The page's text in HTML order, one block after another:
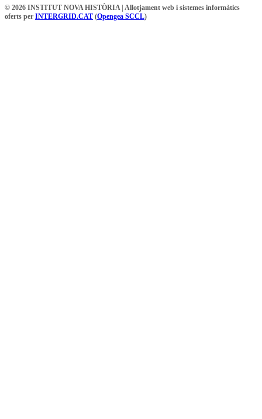
© 2026 INSTITUT NOVA HISTÒRIA | Allotjament web i sistemes informàtics
oferts per INTERGRID.CAT (Opengea SCCL)